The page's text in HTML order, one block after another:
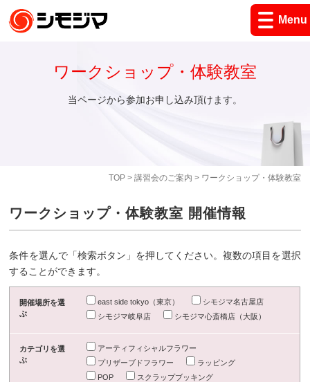
Menu
TOP> 講習会のご案内 > ワークショップ・体験教室
ワークショップ・体験教室
当ページから参加お申し込み頂けます。
ワークショップ・体験教室 開催情報
条件を選んで「検索ボタン」を押してください。複数の項目を選択
することができます。
開催場所を選
ぶ
east side tokyo（東京）
シモジマ名古屋店
シモジマ岐阜店
シモジマ心斎橋店（大阪）
カテゴリを選
ぶ
アーティフィシャルフラワー
プリザーブドフラワー
ラッピング
POP
スクラップブッキング